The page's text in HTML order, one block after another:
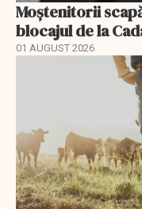
Moștenitorii
blocajul de la
01 AUGUST 2026